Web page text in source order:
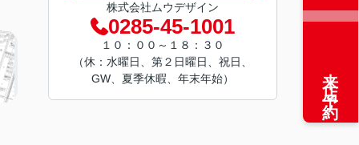
株式会社ムウデザイン
0285-45-1001
１０：００～１８：３０
（休：水曜日、第２日曜日、祝日、
GW、夏季休暇、年末年始）
来店予約